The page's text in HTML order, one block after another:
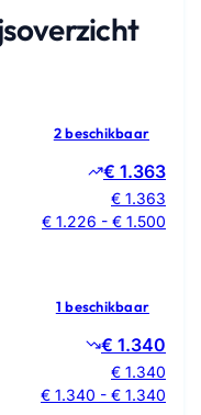
2 beschikbaar
€ 1.363
€ 1.363
€ 1.226 - € 1.500
1 beschikbaar
€ 1.340
€ 1.340
€ 1.340 - € 1.340